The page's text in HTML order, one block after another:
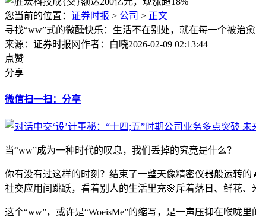
您当前的位置： 证券时报 > 公司 > 正文
寻找“ww”式的微醺快乐：生活不在别处，就在每一个被治
来源：证券时报网作者：白晓2026-02-09 02:13:44
点赞
分享
微信扫一扫：分享
当“ww”成为一种时代的叹息，我们丢掉的究竟是什么？
你有没有过这样的时刻？结束了一整天像精密仪器般运转
社交应用间跳跃，看着别人的生活里充🌸斥着落日、鲜花
这个“ww”，或许是“WoeisMe”的缩写，是一声压抑在喉咙